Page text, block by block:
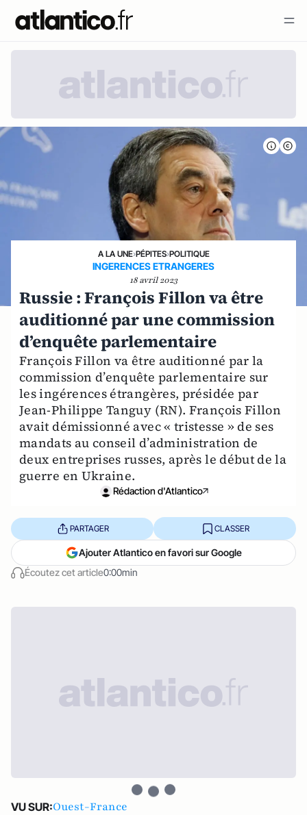
A LA UNE›PÉPITES›POLITIQUE
INGERENCES ETRANGERES
18 avril 2023
Russie : François Fillon va être
auditionné par une commission
d’enquête parlementaire
François Fillon va être auditionné par la
commission d’enquête parlementaire sur
les ingérences étrangères, présidée par
Jean-Philippe Tanguy (RN). François Fillon
avait démissionné avec « tristesse » de ses
mandats au conseil d’administration de
deux entreprises russes, après le début de la
guerre en Ukraine.
Rédaction d'Atlantico
Écoutez cet article0:00min
PARTAGER CLASSER
Ajouter Atlantico en favori sur Google
VU SUR:Ouest-France